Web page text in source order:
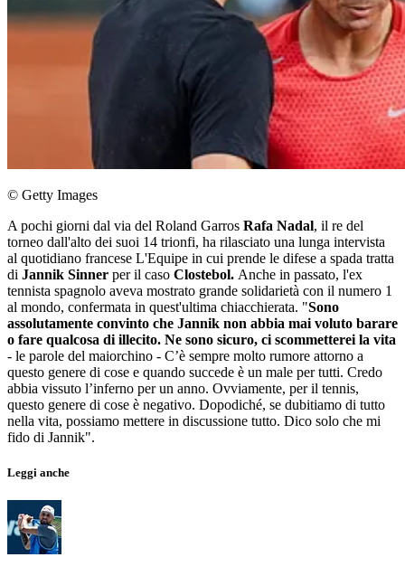
© Getty Images
A pochi giorni dal via del Roland Garros Rafa Nadal, il re del
torneo dall'alto dei suoi 14 trionfi, ha rilasciato una lunga intervista
al quotidiano francese L'Equipe in cui prende le difese a spada tratta
di Jannik Sinner per il caso Clostebol. Anche in passato, l'ex
tennista spagnolo aveva mostrato grande solidarietà con il numero 1
al mondo, confermata in quest'ultima chiacchierata. "Sono
assolutamente convinto che Jannik non abbia mai voluto barare
o fare qualcosa di illecito. Ne sono sicuro, ci scommetterei la vita
- le parole del maiorchino - C’è sempre molto rumore attorno a
questo genere di cose e quando succede è un male per tutti. Credo
abbia vissuto l’inferno per un anno. Ovviamente, per il tennis,
questo genere di cose è negativo. Dopodiché, se dubitiamo di tutto
nella vita, possiamo mettere in discussione tutto. Dico solo che mi
fido di Jannik".
Leggi anche